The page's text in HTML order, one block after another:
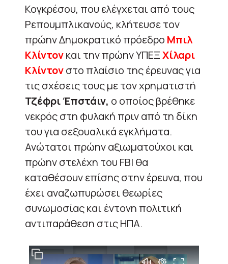
Κογκρέσου, που ελέγχεται από τους
Ρεπουμπλικανούς, κλήτευσε τον
πρώην Δημοκρατικό πρόεδρο Μπιλ
Κλίντονκαι την πρώην ΥΠΕΞΧίλαρι
Κλίντονστο πλαίσιο της έρευνας για
τις σχέσεις τους με τον χρηματιστή
Τζέφρι Έπστάιν, ο οποίος βρέθηκε
νεκρός στη φυλακή πριν από τη δίκη
του για σεξουαλικά εγκλήματα.
Ανώτατοι πρώην αξιωματούχοι και
πρώην στελέχη του FBI θα
καταθέσουν επίσης στην έρευνα, που
έχει αναζωπυρώσει θεωρίες
συνωμοσίας και έντονη πολιτική
αντιπαράθεση στις ΗΠΑ.